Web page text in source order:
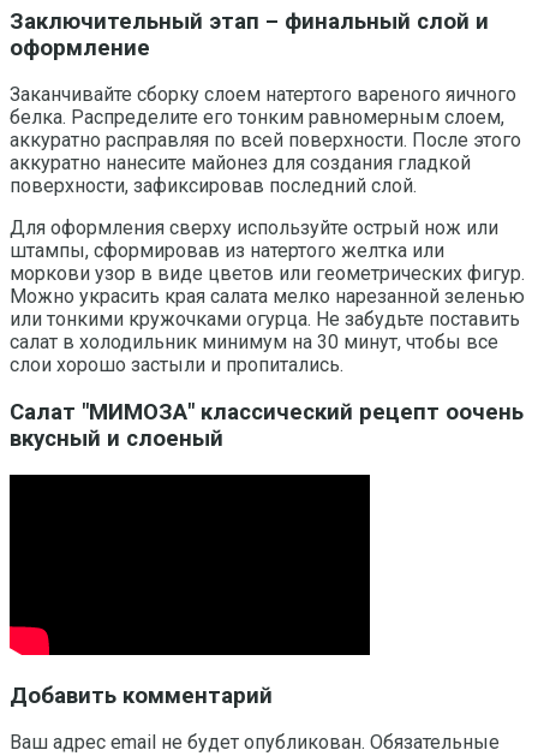
Заключительный этап – финальный слой и
оформление
Заканчивайте сборку слоем натертого вареного яичного
белка. Распределите его тонким равномерным слоем,
аккуратно расправляя по всей поверхности. После этого
аккуратно нанесите майонез для создания гладкой
поверхности, зафиксировав последний слой.
Для оформления сверху используйте острый нож или
штампы, сформировав из натертого желтка или
моркови узор в виде цветов или геометрических фигур.
Можно украсить края салата мелко нарезанной зеленью
или тонкими кружочками огурца. Не забудьте поставить
салат в холодильник минимум на 30 минут, чтобы все
слои хорошо застыли и пропитались.
Салат "МИМОЗА" классический рецепт оочень
вкусный и слоеный
Добавить комментарий
Ваш адрес email не будет опубликован. Обязательные